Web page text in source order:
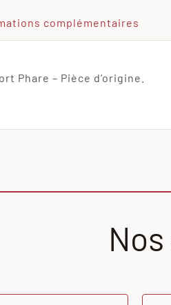
complémentaires
Phare – Pièce d’origine.